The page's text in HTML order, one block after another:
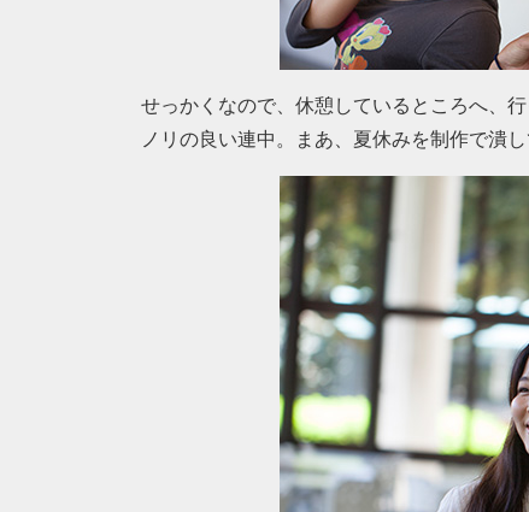
せっかくなので、休憩しているところへ、行
ノリの良い連中。まあ、夏休みを制作で潰